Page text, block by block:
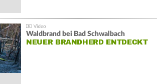
Waldbrand bei Bad Schwalbach
NEUER BRANDHERD ENTDECKT